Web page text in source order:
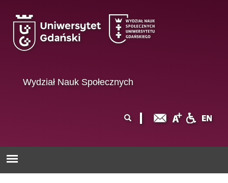
Wydział Nauk Społecznych
wyszukiwania